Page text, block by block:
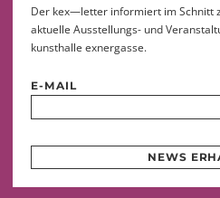
Der kex—letter informiert im Schnitt
aktuelle Ausstellungs- und
kunsthalle exnergasse.
E-MAIL
NEWS